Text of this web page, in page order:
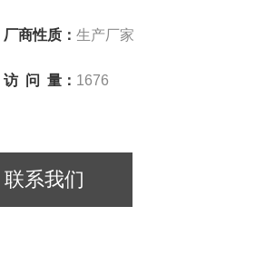
厂商性质：生产厂家
访 问 量： 1676
联系我们